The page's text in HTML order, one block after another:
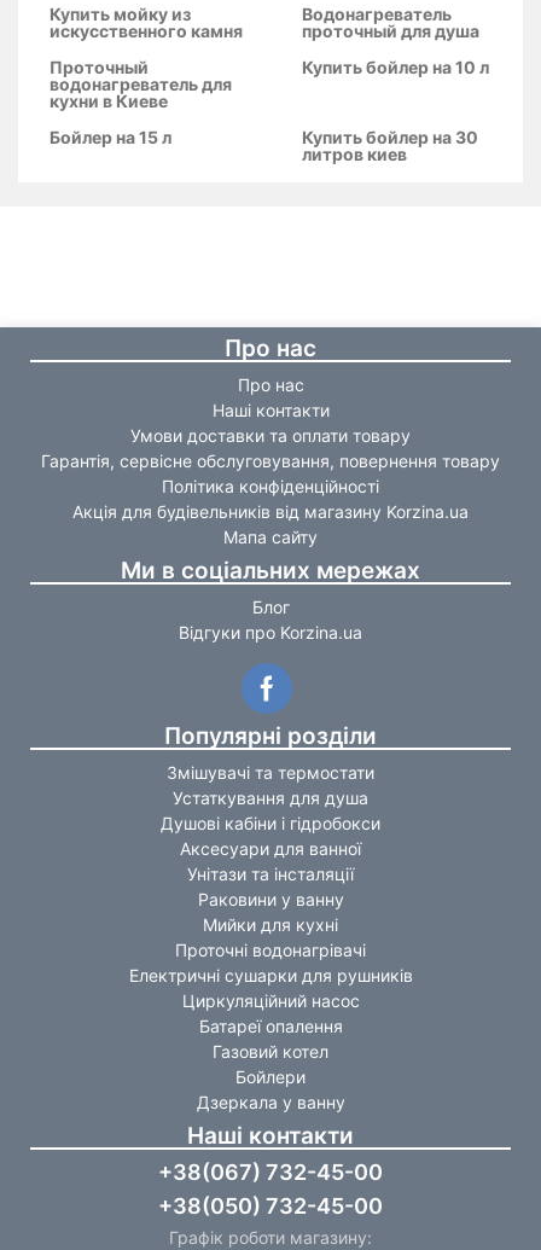
Купить мойку из
искусственного камня
Водонагреватель
проточный для душа
Проточный
водонагреватель для
кухни в Киеве
Купить бойлер на 10 л
Бойлер на 15 л
Купить бойлер на 30
литров киев
Про нас
Про нас
Наші контакти
Умови доставки та оплати товару
Гарантія, сервісне обслуговування, повернення товару
Політика конфіденційності
Акція для будівельників від магазину Korzina.ua
Мапа сайту
Ми в соціальних мережах
Блог
Відгуки про Korzina.ua
Популярні розділи
Змішувачі та термостати
Устаткування для душа
Душові кабіни і гідробокси
Аксесуари для ванної
Унітази та інсталяції
Раковини у ванну
Мийки для кухні
Проточні водонагрівачі
Електричні сушарки для рушників
Циркуляційний насос
Батареї опалення
Газовий котел
Бойлери
Дзеркала у ванну
Наші контакти
+38(067) 732-45-00
+38(050) 732-45-00
Графік роботи магазину: